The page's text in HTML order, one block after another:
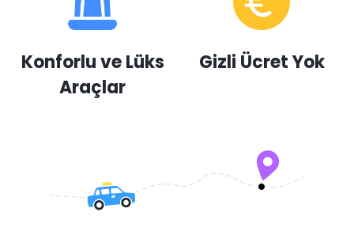
Konforlu ve Lüks
Araçlar
Gizli Ücret Yok